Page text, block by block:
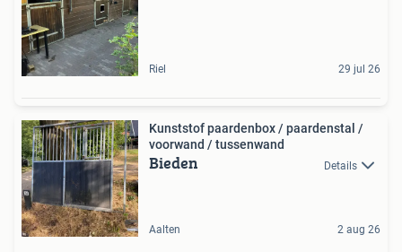
Riel 29 jul 26
Kunststof paardenbox / paardenstal /
voorwand / tussenwand
Bieden Details
Aalten 2 aug 26